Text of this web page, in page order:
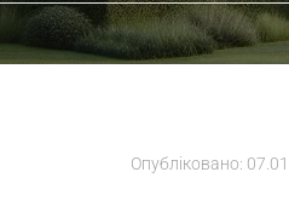
Опубліковано: